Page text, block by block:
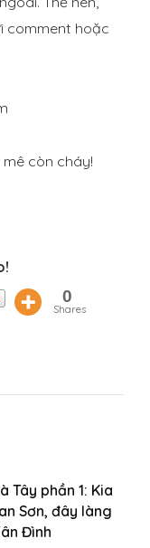
comment hoặc
còn cháy!
0
Shares
Tây phần 1: Kia
Sơn, đây làng
Đình